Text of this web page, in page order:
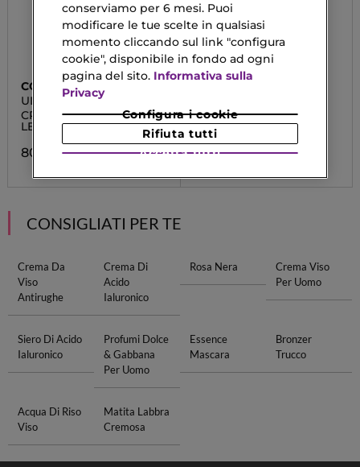
COLLISTAR
ULTRA RIGENERANTE
CREMA ANTI-RUGHE
LEVIGANTE RIG
80,90 €
Crema Segni dell'età e
Anti-Fatica
33,90 €
CONSIGLIATI PER TE
Crema Da
Viso
Antirughe
Crema Di
Acido
Ialuronico
Rosa Nera
Crema Viso
Per Uomo
Siero Di Acido
Ialuronico
Profumi Dolce
& Gabbana
Per Uomo
Essence
Mascara
Bronzer
Trucco
Acqua Di Riso
Viso
Matita Labbra
Cremosa
conserviamo per 6 mesi. Puoi
modificare le tue scelte in qualsiasi
momento cliccando sul link "configura
cookie", disponibile in fondo ad ogni
pagina del sito. Informativa sulla
Privacy
Configura i cookie
Rifiuta tutti
Accetta tutti